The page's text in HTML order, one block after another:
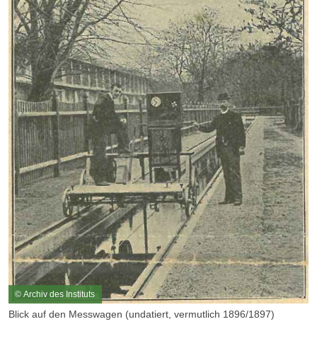
© Archiv des Instituts
Blick auf den Messwagen (undatiert, vermutlich 1896/1897)